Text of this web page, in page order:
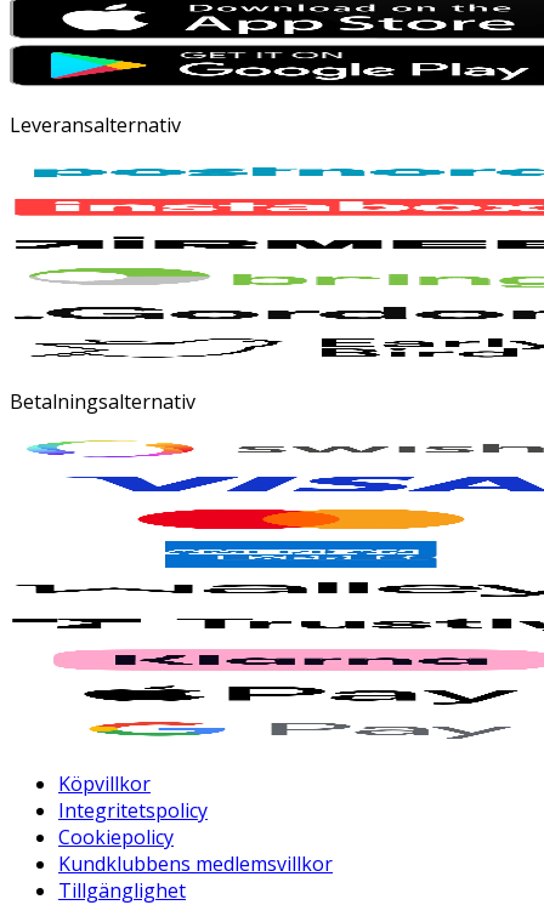
Leveransalternativ
Betalningsalternativ
Köpvillkor
Integritetspolicy
Cookiepolicy
Kundklubbens medlemsvillkor
Tillgänglighet